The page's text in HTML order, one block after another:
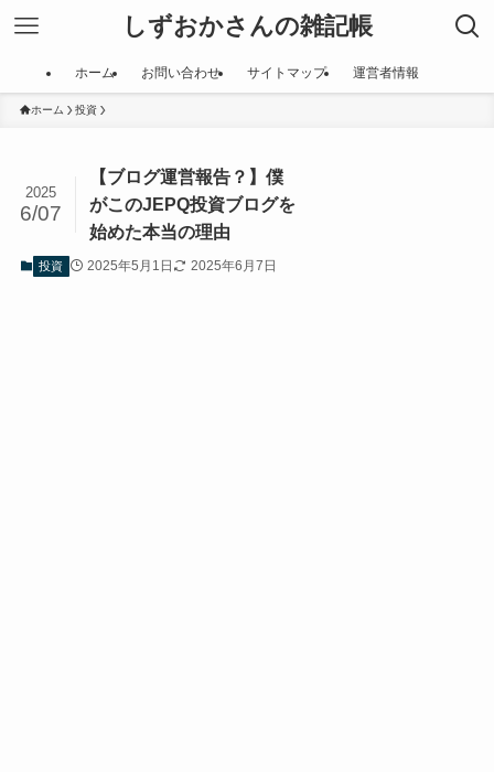
しずおかさんの雑記帳
ホーム お問い合わせ サイトマップ 運営者情報
ホーム 投資
【ブログ運営報告？】僕
がこのJEPQ投資ブログを
始めた本当の理由
2025
6/07
投資 2025年5月1日 2025年6月7日